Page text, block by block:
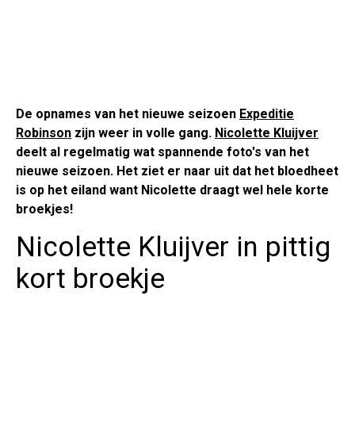
De opnames van het nieuwe seizoen Expeditie
Robinson zijn weer in volle gang. Nicolette Kluijver
deelt al regelmatig wat spannende foto's van het
nieuwe seizoen. Het ziet er naar uit dat het bloedheet
is op het eiland want Nicolette draagt wel hele korte
broekjes!
Nicolette Kluijver in pittig
kort broekje